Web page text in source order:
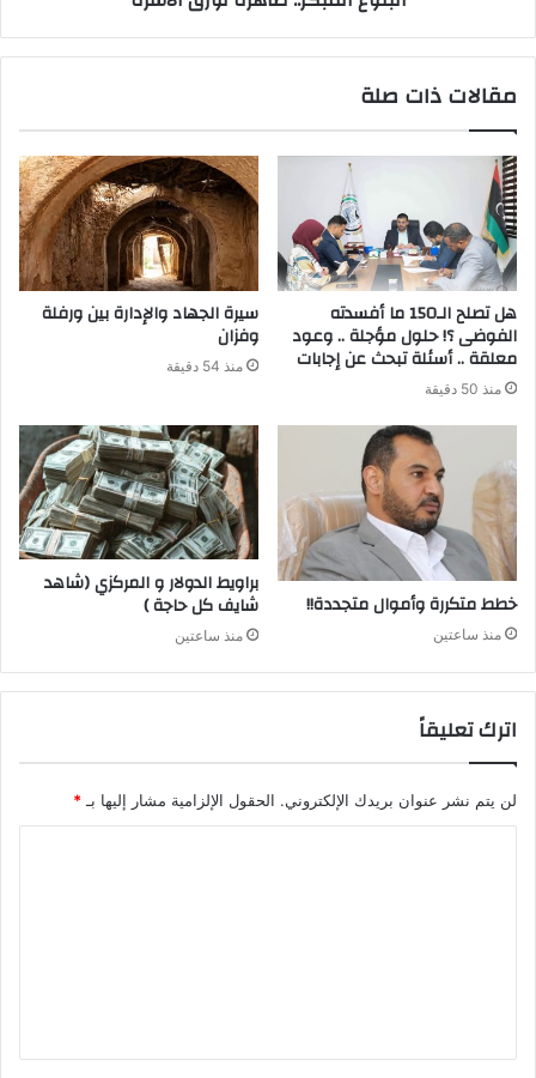
مقالات ذات صلة
هل تصلح الـ150 ما أفسدته
الفوضى ؟! حلول مؤجلة .. وعود
معلقة .. أسئلة تبحث عن إجابات
منذ 50 دقيقة
سيرة الجهاد والإدارة بين ورفلة
وفزان
منذ 54 دقيقة
خطط متكررة وأموال متجددة!!
منذ ساعتين
براويط الدولار و المركزي (شاهد
شايف كل حاجة )
منذ ساعتين
اترك تعليقاً
لن يتم نشر عنوان بريدك الإلكتروني. الحقول الإلزامية مشار إليها بـ *
ق